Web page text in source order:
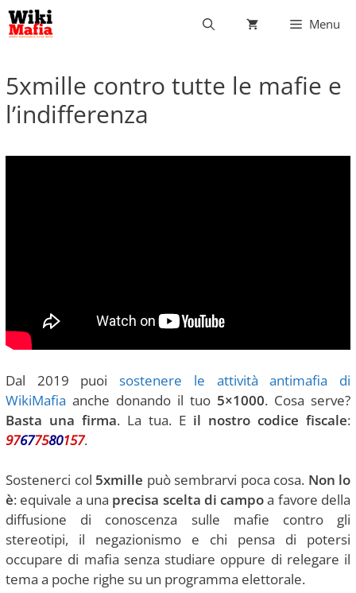
Vai
al
Menu
5xmille contro tutte le mafie e
l’indifferenza
Dal 2019 puoisostenere le attività antimafia di
WikiMafia anche donando il tuo 5×1000. Cosa serve?
Basta una firma. La tua. E il nostro codice fiscale:
97677580157.
Sostenerci col 5xmille può sembrarvi poca cosa. Non lo
è: equivale a una precisa scelta di campoa favore della
diffusione di conoscenza sulle mafie contro gli
stereotipi, il negazionismo e chi pensa di potersi
occupare di mafia senza studiare oppure di relegare il
tema a poche righe su un programma elettorale.